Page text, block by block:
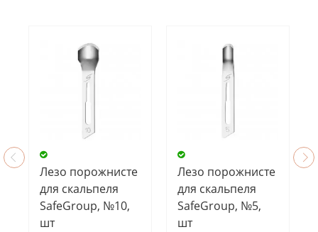
Лезо порожнисте
для скальпеля
SafeGroup, №10,
шт
Лезо порожнисте
для скальпеля
SafeGroup, №5,
шт